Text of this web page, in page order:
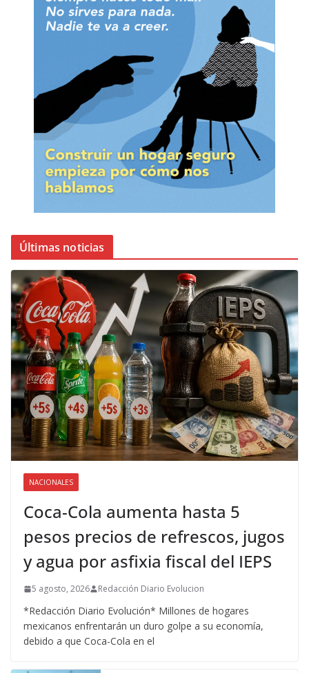
Últimas noticias
NACIONALES
Coca-Cola aumenta hasta 5
pesos precios de refrescos, jugos
y agua por asfixia fiscal del IEPS
5 agosto, 2026 Redacción Diario Evolucion
*Redacción Diario Evolución* Millones de hogares
mexicanos enfrentarán un duro golpe a su economía,
debido a que Coca-Cola en el